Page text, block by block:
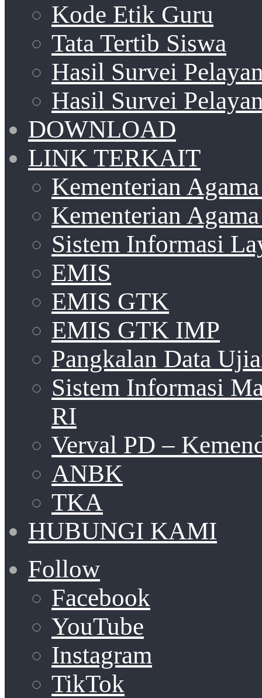
Kode Etik Guru
Tata Tertib Siswa
Hasil Survei
Hasil Survei
DOWNLOAD
LINK TERKAIT
Kementerian
Kementerian
Sistem Informasi
EMIS
EMIS GTK
EMIS GTK IMP
Pangkalan Data
Sistem Informasi
RI
Verval PD –
ANBK
TKA
HUBUNGI KAMI
Follow
Facebook
YouTube
Instagram
TikTok